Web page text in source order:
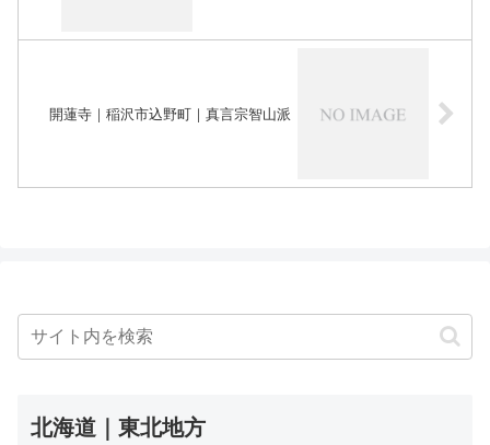
開蓮寺｜稲沢市込野町｜真言宗智山派
北海道｜東北地方